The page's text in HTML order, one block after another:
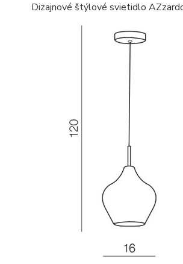
Dizajnové štýlové svietidlo